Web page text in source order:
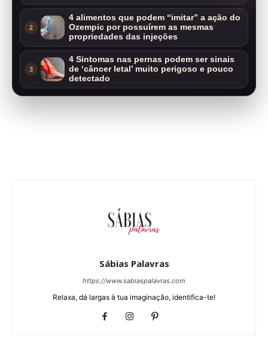
2
4 alimentos que podem “imitar” a ação do
Ozempic por possuírem as mesmas
propriedades das injeções
3
4 Sintomas nas pernas podem ser sinais
de ‘câncer letal’ muito perigoso e pouco
detectado
Sábias Palavras
https://www.sabiaspalavras.com
Relaxa, dá largas à tua imaginação, identifica-te!